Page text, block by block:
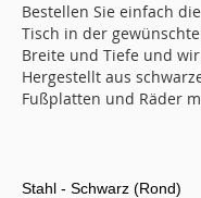
Bestellen Sie einfach
Tisch in der
Breite und Tiefe und
Hergestellt aus
Fußplatten und Räder